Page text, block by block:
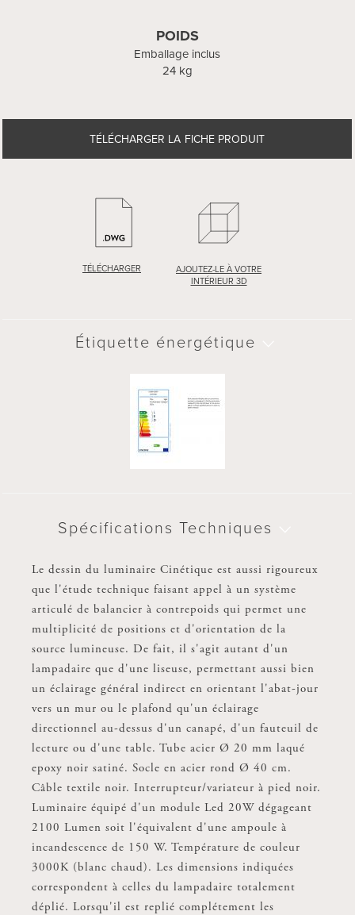
POIDS
Emballage inclus
24 kg
TÉLÉCHARGER LA FICHE PRODUIT
TÉLÉCHARGER
AJOUTEZ-LE À VOTRE
INTÉRIEUR 3D
Étiquette énergétique
Spécifications Techniques
Le dessin du luminaire Cinétique est aussi rigoureux
que l'étude technique faisant appel à un système
articulé de balancier à contrepoids qui permet une
multiplicité de positions et d'orientation de la
source lumineuse. De fait, il s'agit autant d'un
lampadaire que d'une liseuse, permettant aussi bien
un éclairage général indirect en orientant l'abat-jour
vers un mur ou le plafond qu'un éclairage
directionnel au-dessus d'un canapé, d'un fauteuil de
lecture ou d'une table. Tube acier Ø 20 mm laqué
epoxy noir satiné. Socle en acier rond Ø 40 cm.
Câble textile noir. Interrupteur/variateur à pied noir.
Luminaire équipé d'un module Led 20W dégageant
2100 Lumen soit l'équivalent d'une ampoule à
incandescence de 150 W. Température de couleur
3000K (blanc chaud). Les dimensions indiquées
correspondent à celles du lampadaire totalement
déplié. Lorsqu'il est replié complétement les